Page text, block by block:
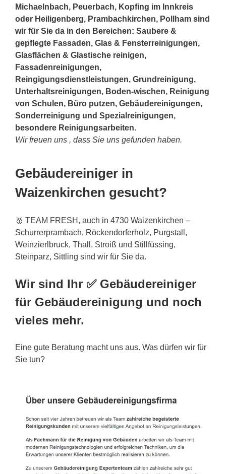
Michaelnbach, Peuerbach, Kopfing im Innkreis
oder Heiligenberg, Prambachkirchen, Pollham sind
wir für Sie da in den Bereichen: Saubere &
gepflegte Fassaden, Glas & Fensterreinigungen,
Glasflächen & Glastische reinigen,
Fassadenreinigungen,
Reingigungsdienstleistungen, Grundreinigung,
Unterhaltsreinigungen, Boden-wischen, Reinigung
von Schulen, Büro putzen, Gebäudereinigungen,
Sonderreinigung und Spezialreinigungen,
besondere Reinigungsarbeiten.
Wir freuen uns , dass Sie uns gefunden haben.
Gebäudereiniger in
Waizenkirchen gesucht?
🥇 TEAM FRESH, auch in 4730 Waizenkirchen –
Schurrerprambach, Röckendorferholz, Purgstall,
Weinzierlbruck, Thall, Stroiß und Stillfüssing,
Steinparz, Sittling sind wir für Sie da.
Wir sind Ihr ✅ Gebäudereiniger
für Gebäudereinigung und noch
vieles mehr.
Eine gute Beratung macht uns aus. Was dürfen wir für
Sie tun?